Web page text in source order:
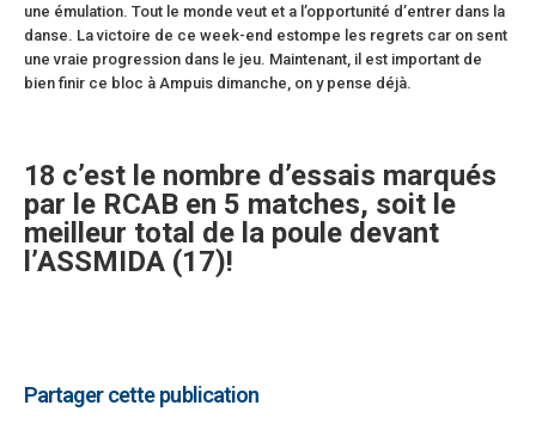
une émulation. Tout le monde veut et a l’opportunité d’entrer dans la
danse. La victoire de ce week-end estompe les regrets car on sent
une vraie progression dans le jeu. Maintenant, il est important de
bien finir ce bloc à Ampuis dimanche, on y pense déjà.
18 c’est le nombre d’essais marqués
par le RCAB en 5 matches, soit le
meilleur total de la poule devant
l’ASSMIDA (17)!
Partager cette publication